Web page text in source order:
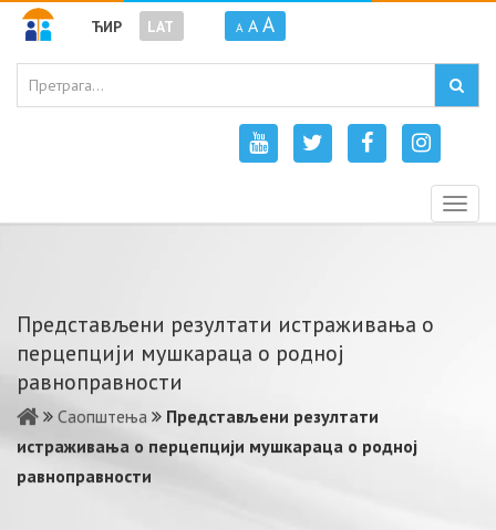
ЋИР LAT A A A
Представљени резултати истраживања о
перцепцији мушкараца о родној
равноправности
Саопштења
Представљени резултати
истраживања о перцепцији мушкараца о родној
равноправности